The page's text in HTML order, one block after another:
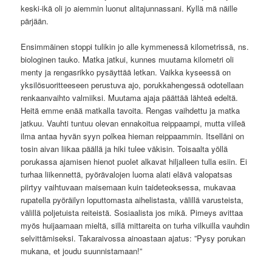
keski-ikä oli jo aiemmin luonut alitajunnassani. Kyllä mä näille
pärjään.
Ensimmäinen stoppi tulikin jo alle kymmenessä kilometrissä, ns.
biologinen tauko. Matka jatkui, kunnes muutama kilometri oli
menty ja rengasrikko pysäyttää letkan. Vaikka kyseessä on
yksilösuoritteeseen perustuva ajo, porukkahengessä odotellaan
renkaanvaihto valmiiksi. Muutama ajaja päättää lähteä edeltä.
Heitä emme enää matkalla tavoita. Rengas vaihdettu ja matka
jatkuu. Vauhti tuntuu olevan ennakoitua reippaampi, mutta viileä
ilma antaa hyvän syyn polkea hieman reippaammin. Itselläni on
tosin aivan liikaa päällä ja hiki tulee väkisin. Toisaalta yöllä
porukassa ajamisen hienot puolet alkavat hiljalleen tulla esiin. Ei
turhaa liikennettä, pyörävalojen luoma alati elävä valopatsas
piirtyy vaihtuvaan maisemaan kuin taideteoksessa, mukavaa
rupatella pyöräilyn loputtomasta aihelistasta, välillä varusteista,
välillä poljetuista reiteistä. Sosiaalista jos mikä. Pimeys avittaa
myös huijaamaan mieltä, sillä mittareita on turha vilkuilla vauhdin
selvittämiseksi. Takaraivossa ainoastaan ajatus: ”Pysy porukan
mukana, et joudu suunnistamaan!”